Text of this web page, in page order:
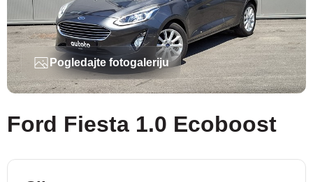
Pogledajte fotogaleriju
Ford Fiesta 1.0 Ecoboost